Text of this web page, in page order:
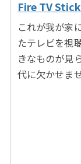
Fire TV Stick
これが我が家
たテレビを視
きなものが見
代に欠かせま